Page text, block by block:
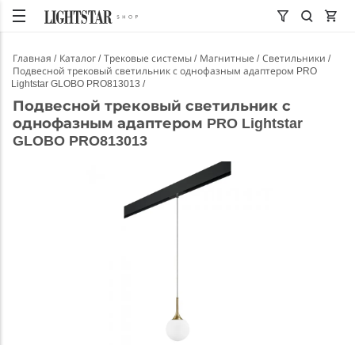
Главная Каталог Трековые системы Магнитные
Светильники
Подвесной трековый светильник с однофазным адаптером PRO
Lightstar GLOBO PRO813013
Подвесной трековый светильник с
однофазным адаптером PRO Lightstar
GLOBO PRO813013